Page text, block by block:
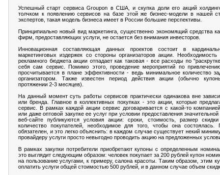
Успешный старт сервиса Groupon в США, и скупка доли его акций
толчком к появлению сервисов на базе этой же бизнес-модели в нашей
экспертов, такая модель бизнеса имеет в России большие перспективы.
Принципиально новый вид маркетинга, существенно экономящий средства
фирм, предоставляющих услуги, не остается без внимания инвесторов.
Инновационная составляющая данных проектов состоит в
маркетинговых издержек со стороны организаторов акции.
рекламного бюджета акции отпадает как таковая - все расходы по
себя сам сервис. Помимо этого, проведение мероприятий по
просчитывается в плане эффективности - ведь минимальное количество
организатором. Также известен период действия акции (обычно
протяжении 2-3 месяцев).
На данный момент суть работы сервисов практически одинакова вне
или бренда. Главное в коллективных покупках - это акции, которые
сервис. В рамках каждой акции сервис договаривается с какой-то
или даже оптовой закупке ее услуг при условии предоставления
веб-сайте публикуются условия акции: сроки, стоимость, размер
количество покупателей, необходимое для того, чтобы она состоялась.
обязателен, и это легко объяснить: в каждом случае существует некий
провайдеру услуги просто невыгодно проводить акцию на предложенных
В рамках закупки потребители приобретают купоны с определенным
это выглядит следующим образом: человек покупает за 200 рублей купон
на пользование услугами, к примеру, салона красоты. Таким образом, этим
оплатить услуги общей стоимостью 500 рублей, и в данном случае объем